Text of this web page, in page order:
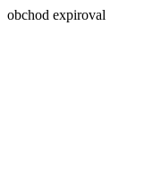
obchod expiroval